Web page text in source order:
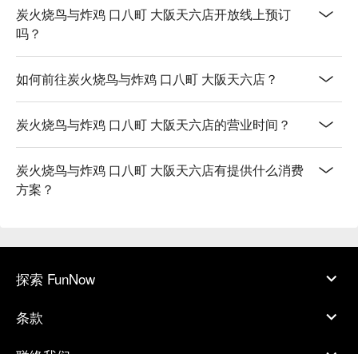
炭火烧鸟与炸鸡 口八町 大阪天六店开放线上预订
吗？
如何前往炭火烧鸟与炸鸡 口八町 大阪天六店？
炭火烧鸟与炸鸡 口八町 大阪天六店的营业时间？
炭火烧鸟与炸鸡 口八町 大阪天六店有提供什么消费
方案？
探索 FunNow
条款